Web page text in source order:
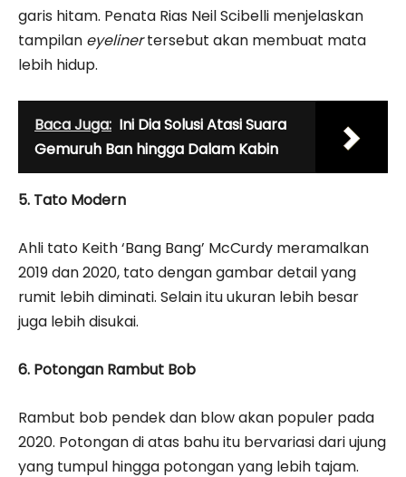
garis hitam. Penata Rias Neil Scibelli menjelaskan
tampilan eyelinertersebut akan membuat mata
lebih hidup.
Baca Juga: Ini Dia Solusi Atasi Suara
Gemuruh Ban hingga Dalam Kabin
5. Tato Modern
Ahli tato Keith ‘Bang Bang’ McCurdy meramalkan
2019 dan 2020, tato dengan gambar detail yang
rumit lebih diminati. Selain itu ukuran lebih besar
juga lebih disukai.
6. Potongan Rambut Bob
Rambut bob pendek dan blow akan populer pada
2020. Potongan di atas bahu itu bervariasi dari ujung
yang tumpul hingga potongan yang lebih tajam.